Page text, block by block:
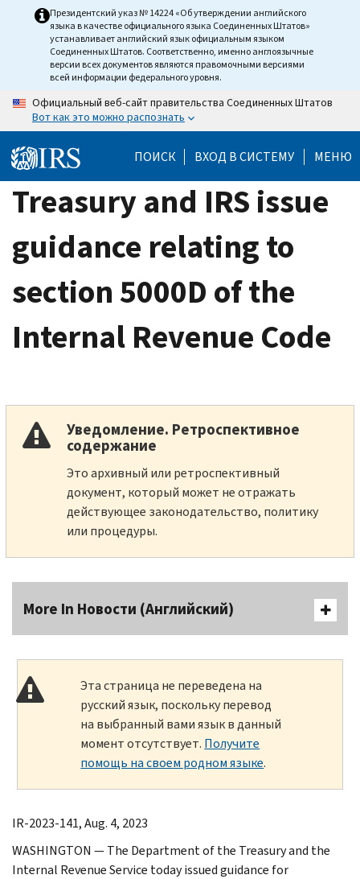
Президентский указ № 14224 «Об утверждении английского
языка в качестве официального языка Соединенных Штатов»
устанавливает английский язык официальным языком
Соединенных Штатов. Соответственно, именно англоязычные
версии всех документов являются правомочными версиями
всей информации федерального уровня.
Официальный веб-сайт правительства Соединенных Штатов
Вот как это можно распознать
ПОИСК ВХОД В СИСТЕМУ МЕНЮ
Treasury and IRS issue
guidance relating to
section 5000D of the
Internal Revenue Code
Уведомление. Ретроспективное
содержание
Это архивный или ретроспективный
документ, который может не отражать
действующее законодательство, политику
или процедуры.
More In Новости (Английский)
Эта страница не переведена на
русский язык, поскольку перевод
на выбранный вами язык в данный
момент отсутствует. Получите
помощь на своем родном языке.
IR-2023-141, Aug. 4, 2023
WASHINGTON — The Department of the Treasury and the
Internal Revenue Service today issued guidance for